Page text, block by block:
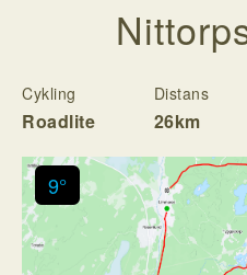
Cykling
Roadlite
Distans
26km
9°